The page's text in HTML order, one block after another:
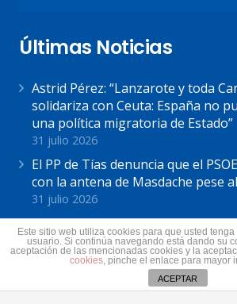
Últimas Noticias
Astrid Pérez: “Lanzarote y toda
solidariza con Ceuta: España no
una política migratoria de Estado”
31 julio 2026
El PP de Tías denuncia que el
con la antena de Masdache pese
31 julio 2026
El Cabildo de Lanzarote y La
plan estratégico de subvenciones
30 julio 2026
Este sitio web utiliza cookies para que usted
usuario. Si continúa navegando está dando su
aceptación de las mencionadas cookies y la
cookies, pinche el enlace para mayor
ACEPTAR